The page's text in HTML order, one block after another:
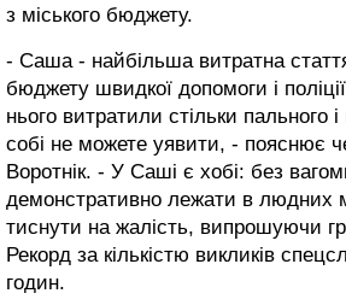
з міського бюджету.
- Саша - найбільша витратна
бюджету швидкої допомоги і
нього витратили стільки пального і
собі не можете уявити, - пояснює
Воротнік. - У Саші є хобі: без
демонстративно лежати в людних
тиснути на жалість, випрошуючи
Рекорд за кількістю викликів
годин.